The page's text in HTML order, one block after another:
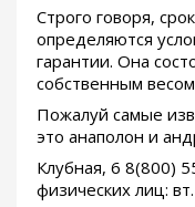
Строго говоря,
определяются
гарантии. Она
собственным
Пожалуй самые
это анаполон и
Клубная, 6 8(800)
физических лиц: вт.